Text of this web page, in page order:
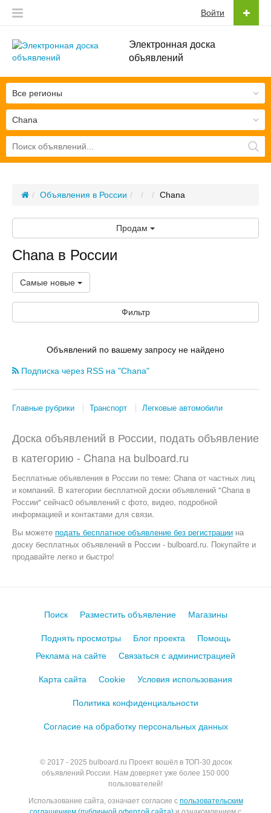
Электронная доска
объявлений
Войти
Chana
Все регионы
Объявления в России Chana
Продам
Chana в России
Самые новые
Фильтр
Объявлений по вашему запросу не найдено
Подписка через RSS на "Chana"
Главные рубрики Транспорт Легковые автомобили
Доска объявлений в России, подать объявление
в категорию - Chana на bulboard.ru
Бесплатные объявления в России по теме: Chana от частных лиц
и компаний. В категории бесплатной доски объявлений "Chana в
России" сейчас0 объявлений с фото, видео, подробной
информацией и контактами для связи.
Вы можете подать бесплатное объявление без регистрации на
доску бесплатных объявлений в России - bulboard.ru. Покупайте и
продавайте легко и быстро!
© 2017 - 2025 bulboard.ru Проект вошёл в ТОП-30 досок
объявлений России. Нам доверяет уже более 150 000
пользователей!
Использование сайта, означает согласие с пользовательским
Поиск Разместить объявление Магазины
Поднять просмотры Блог проекта
Помощь
Реклама на сайте
Связаться с администрацией
Карта сайта Cookie Условия использования
Политика конфиденциальности
Согласие на обработку персональных данных